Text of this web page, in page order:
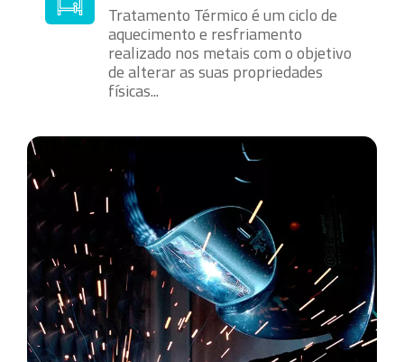
Tratamento Térmico é um ciclo de
aquecimento e resfriamento
realizado nos metais com o objetivo
de alterar as suas propriedades
físicas...